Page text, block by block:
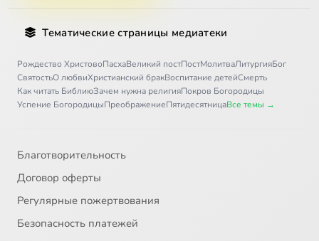
Тематические страницы медиатеки
Рождество ХристовоПасхаВеликий постПостМолитваЛитургияБог
СвятостьО любвиХристианский бракВоспитание детейСмерть
Как читать БиблиюЗачем нужна религияПокров Богородицы
Успение БогородицыПреображениеПятидесятницаВсе темы →
Благотворительность
Договор оферты
Регулярные пожертвования
Безопасность платежей